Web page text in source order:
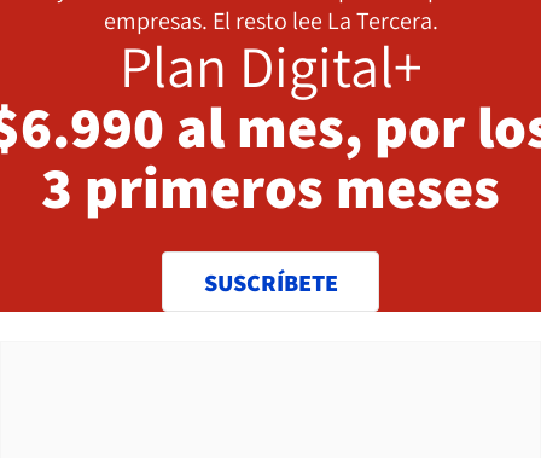
empresas. El resto lee La Tercera.
Plan Digital+
al mes, por
3 primeros meses
SUSCRÍBETE